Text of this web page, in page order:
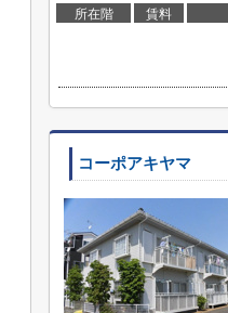
所在階 賃料
コーポアキヤマ